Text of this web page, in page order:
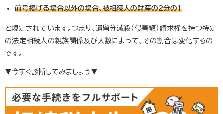
前号掲げる場合以外の場合、被相続人の財産の2分の1
と規定されています。つまり、遺留分減殺（侵害額）請求権を持つ特定
の法定相続人の親族関係及び人数によって、その割合は変化するの
です。
▼今すぐ診断してみましょう▼